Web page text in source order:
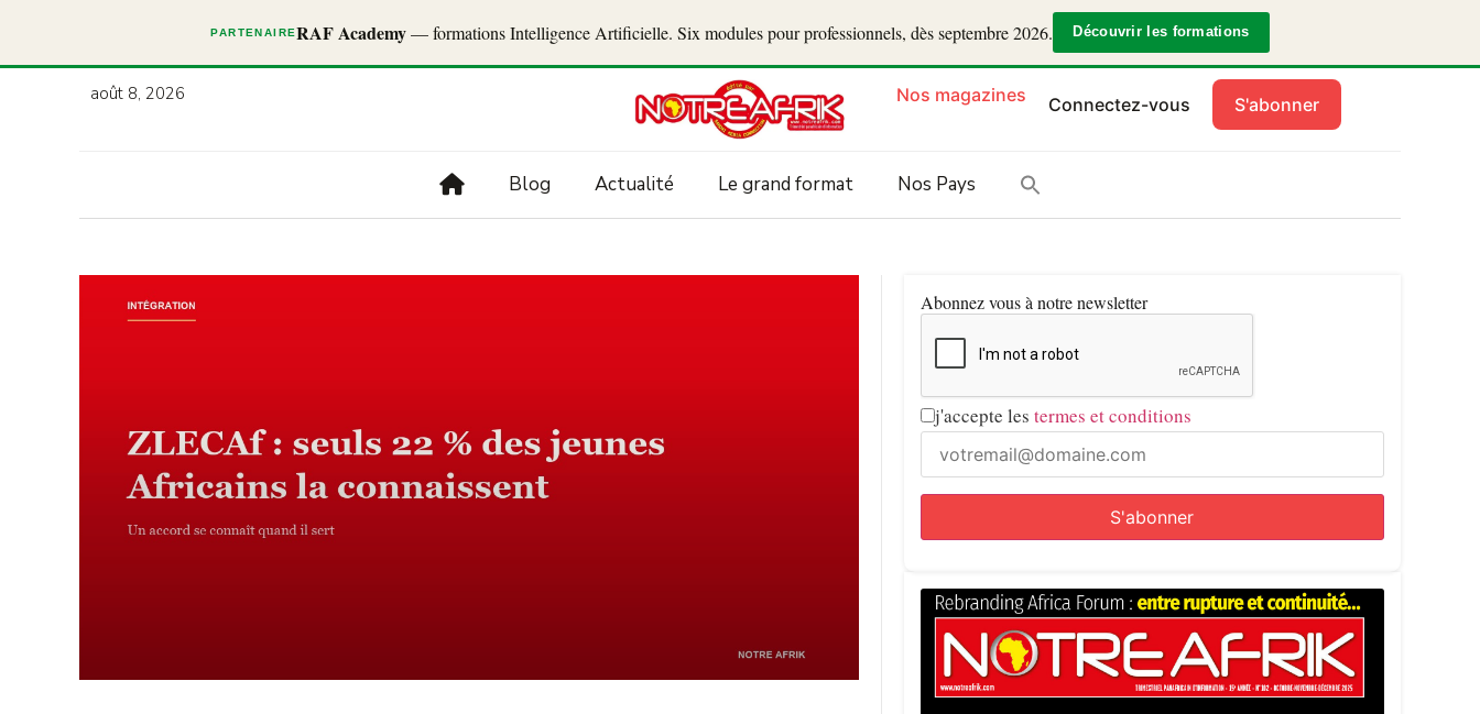
PARTENAIRERAF Academy— formations Intelligence Artificielle. Six modules pour professionnels, dès septembre 2026. Découvrir les formations
août 8, 2026 Nos magazines Connectez-vous S'abonner
Blog Actualité Le grand format Nos Pays
Abonnez vous à notre newsletter
j'accepte les termes et conditions